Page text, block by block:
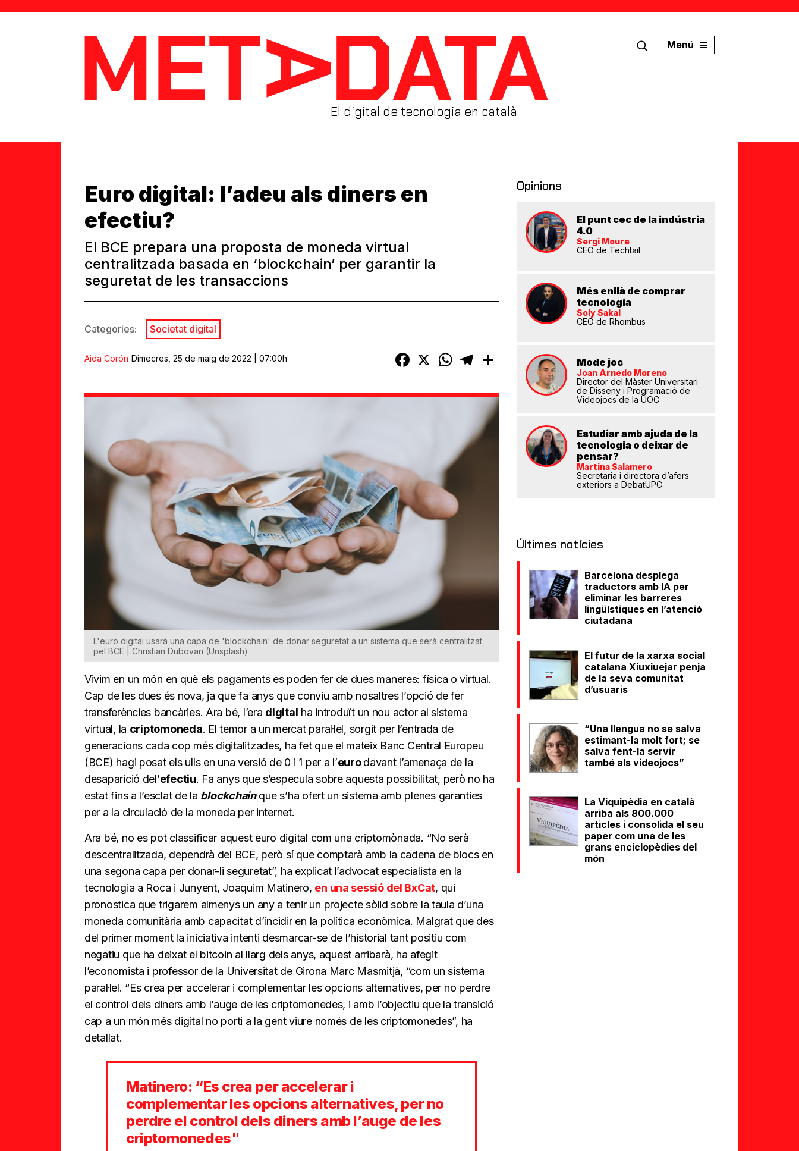
MetaData
El digital de tecnologia en català
Menú
Euro digital: l’adeu als diners en
efectiu?
El BCE prepara una proposta de moneda virtual
centralitzada basada en ‘blockchain’ per garantir la
seguretat de les transaccions
Categories: Societat digital
Aida Corón Dimecres, 25 de maig de 2022 | 07:00h Facebook
X WhatsAppTelegramComparteix
L'euro digital usarà una capa de 'blockchain' de donar seguretat a un sistema que serà centralitzat
pel BCE | Christian Dubovan (Unsplash)
Vivim en un món en què els pagaments es poden fer de dues maneres: física o virtual.
Cap de les dues és nova, ja que fa anys que conviu amb nosaltres l’opció de fer
transferències bancàries. Ara bé, l’era digital ha introduït un nou actor al sistema
virtual, la criptomoneda. El temor a un mercat paral·lel, sorgit per l’entrada de
generacions cada cop més digitalitzades, ha fet que el mateix Banc Central Europeu
(BCE) hagi posat els ulls en una versió de 0 i 1 per a l’eurodavant l’amenaça de la
desaparició del’efectiu. Fa anys que s’especula sobre aquesta possibilitat, però no ha
estat fins a l’esclat de la blockchainque s’ha ofert un sistema amb plenes garanties
per a la circulació de la moneda per internet.
Ara bé, no es pot classificar aquest euro digital com una criptomònada. “No serà
descentralitzada, dependrà del BCE, però sí que comptarà amb la cadena de blocs en
una segona capa per donar-li seguretat”, ha explicat l’advocat especialista en la
tecnologia a Roca i Junyent, Joaquim Matinero, en una sessió del BxCat, qui
pronostica que trigarem almenys un any a tenir un projecte sòlid sobre la taula d’una
moneda comunitària amb capacitat d’incidir en la política econòmica. Malgrat que des
del primer moment la iniciativa intenti desmarcar-se de l’historial tant positiu com
negatiu que ha deixat el bitcoin al llarg dels anys, aquest arribarà, ha afegit
l’economista i professor de la Universitat de Girona Marc Masmitjà, “com un sistema
paral·lel. “Es crea per accelerar i complementar les opcions alternatives, per no perdre
el control dels diners amb l’auge de les criptomonedes, i amb l’objectiu que la transició
cap a un món més digital no porti a la gent viure només de les criptomonedes”, ha
detallat.
Matinero: “Es crea per accelerar i
complementar les opcions alternatives, per no
perdre el control dels diners amb l’auge de les
criptomonedes"
Opinions
El punt cec de la indústria
4.0
Sergi Moure
CEO de Techtail
Més enllà de comprar
tecnologia
Soly Sakal
CEO de Rhombus
Mode joc
Joan Arnedo Moreno
Director del Màster Universitari
de Disseny i Programació de
Videojocs de la UOC
Estudiar amb ajuda de la
tecnologia o deixar de
pensar?
Martina Salamero
Secretaria i directora d’afers
exteriors a DebatUPC
Últimes notícies
Barcelona desplega
traductors amb IA per
eliminar les barreres
lingüístiques en l’atenció
ciutadana
El futur de la xarxa social
catalana Xiuxiuejar penja
de la seva comunitat
d’usuaris
“Una llengua no se salva
estimant-la molt fort; se
salva fent-la servir
també als videojocs”
La Viquipèdia en català
arriba als 800.000
articles i consolida el seu
paper com una de les
grans enciclopèdies del
món